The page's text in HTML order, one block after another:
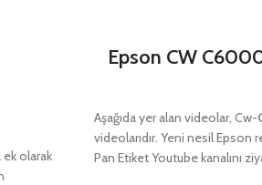
olarak
Epson CW
Aşağıda yer alan videolar, Cw-
videolarıdır. Yeni nesil Epson
Pan Etiket Youtube kanalını